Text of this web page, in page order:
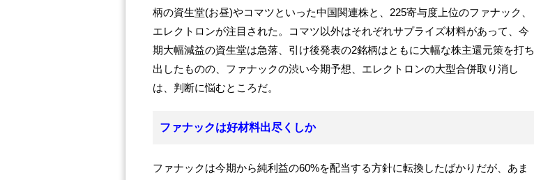
柄の資生堂(お昼)やコマツといった中国関連株と、225寄与度上位のファナック、
エレクトロンが注目された。コマツ以外はそれぞれサプライズ材料があって、今
期大幅減益の資生堂は急落、引け後発表の2銘柄はともに大幅な株主還元策を打ち
出したものの、ファナックの渋い今期予想、エレクトロンの大型合併取り消し
は、判断に悩むところだ。
ファナックは好材料出尽くしか
ファナックは今期から純利益の60%を配当する方針に転換したばかりだが、あま